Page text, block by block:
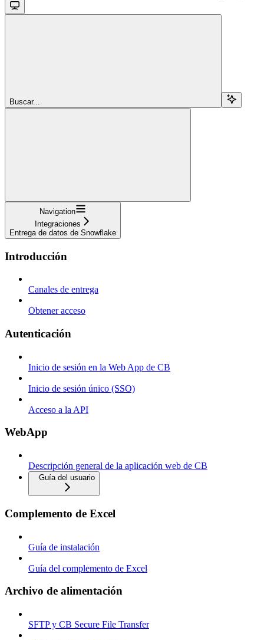
Buscar...
Navigation
Integraciones
Entrega de datos de Snowflake
Introducción
Canales de entrega
Obtener acceso
Autenticación
Inicio de sesión en la Web App de CB
Inicio de sesión único (SSO)
Acceso a la API
WebApp
Descripción general de la aplicación web de CB
Guía del usuario
Complemento de Excel
Guía de instalación
Guía del complemento de Excel
Archivo de alimentación
SFTP y CB Secure File Transfer